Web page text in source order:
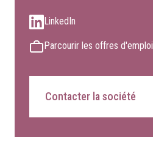
LinkedIn
Parcourir les offres d'emploi
Contacter la société